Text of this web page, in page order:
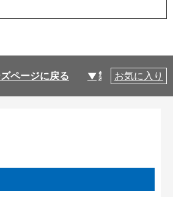
ページに戻る 製品仕様
お気に入り